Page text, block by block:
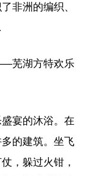
非洲的编织、
芜湖方特欢乐
宴的沐浴。在
的建筑。坐飞
，躲过火钳，